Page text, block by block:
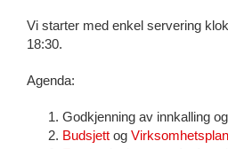
Vi starter med enkel servering
18:30.
Agenda:
Godkjenning av innkalling
Budsjett og Virksomhetsplan